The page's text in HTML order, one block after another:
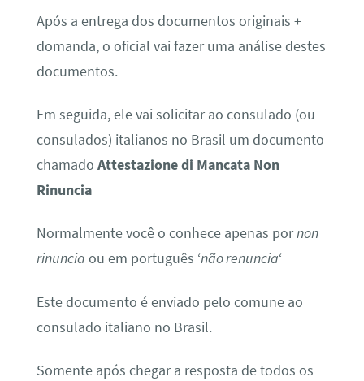
Após a entrega dos documentos originais +
domanda, o oficial vai fazer uma análise destes
documentos.
Em seguida, ele vai solicitar ao consulado (ou
consulados) italianos no Brasil um documento
chamado Attestazione di Mancata Non
Rinuncia
Normalmente você o conhece apenas pornon
rinuncia ou em português ‘não renuncia‘
Este documento é enviado pelo comune ao
consulado italiano no Brasil.
Somente após chegar a resposta de todos os